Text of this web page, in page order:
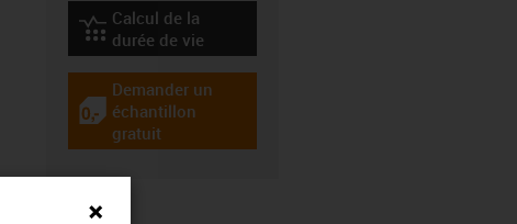
igus-icon-lebensdauerrechner
Calcul de la
durée de vie
igus-icon-gratismuster
Demander un
échantillon
gratuit